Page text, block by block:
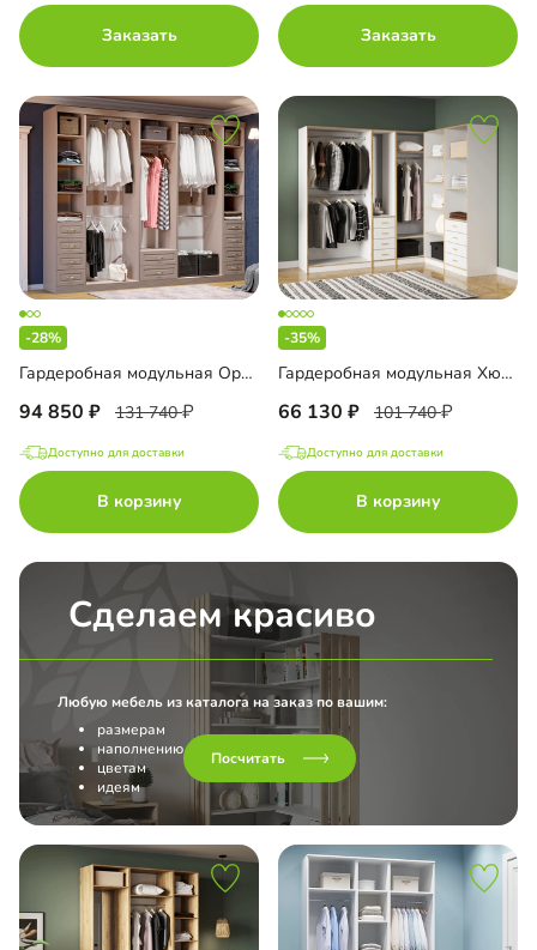
Заказать Заказать
-28%
Гардеробная модульная Орлеан-3
94 850 131 740
Доступно для доставки
В корзину
-35%
Гардеробная модульная Хюгге-1
66 130 101 740
Доступно для доставки
В корзину
Сделаем красиво
Любую мебель из каталога на заказ по вашим:
размерам
наполнению
цветам
идеям
Посчитать